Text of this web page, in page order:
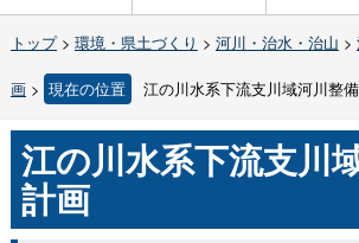
トップ> 環境・県土づくり > 河川・治水・治山 >
画> 現在の位置 江の川水系下流支川域河川整
江の川水系下流支川
計画